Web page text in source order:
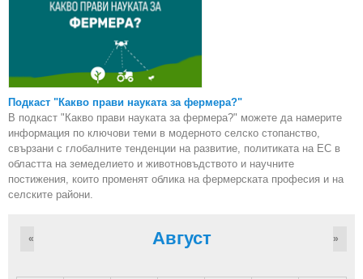
Подкаст "Какво прави науката за фермера?"
В подкаст "Какво прави науката за фермера?" можете да намерите
информация по ключови теми в модерното селско стопанство,
свързани с глобалните тенденции на развитие, политиката на ЕС в
областта на земеделието и животновъдството и научните
постижения, които променят облика на фермерската професия и на
селските райони.
Август
« »